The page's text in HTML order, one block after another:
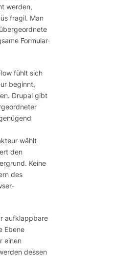
werden,
fragil. Man
Formular-
fühlt sich
beginnt,
Drupal gibt
wählt
den
Keine
des
aufklappbare
Ebene
einen
dessen